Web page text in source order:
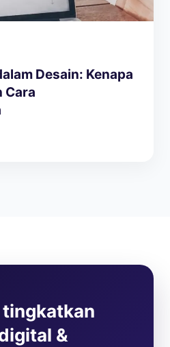
Desain: Kenapa
Cara
&